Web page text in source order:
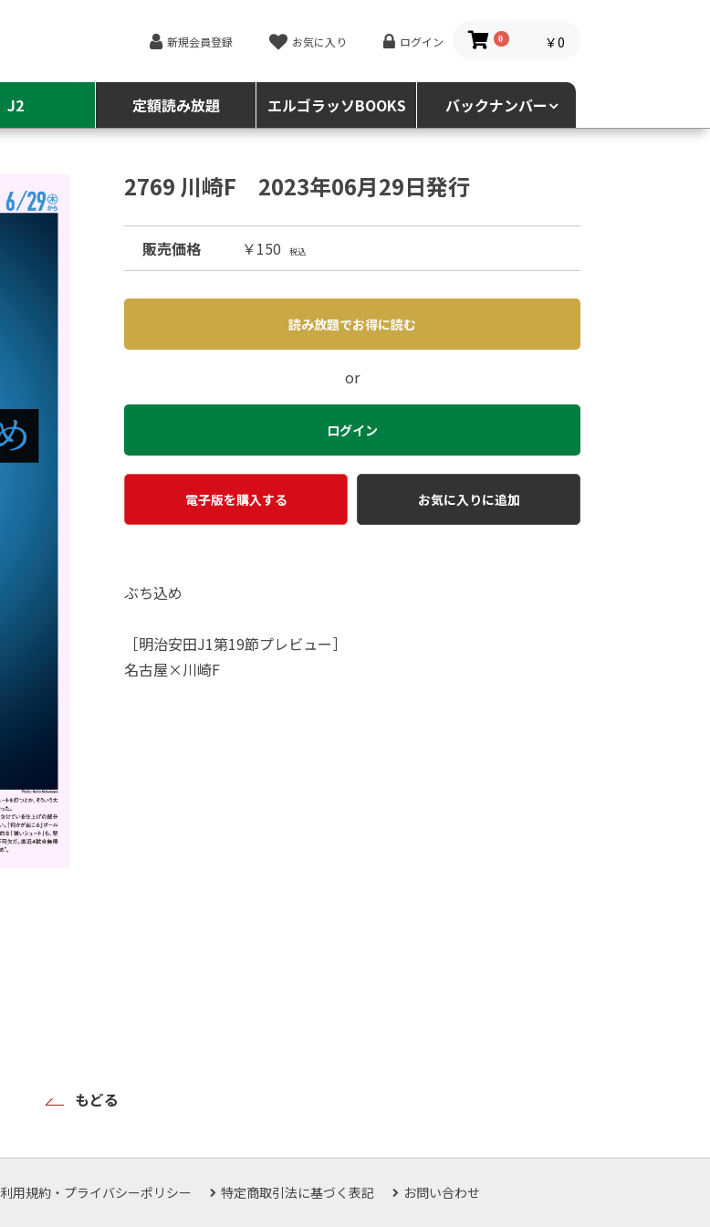
新規会員登録 お気に入り ログイン 0 ￥0
J2 定額読み放題 エルゴラッソBOOKS バックナンバー
2769 川崎F 2023年06月29日発行
販売価格 ￥150 税込
読み放題でお得に読む
or
ログイン
電子版を購入する お気に入りに追加
ぶち込め
［明治安田J1第19節プレビュー］
名古屋×川崎F
もどる
利用規約・プライバシーポリシー 特定商取引法に基づく表記 お問い合わせ